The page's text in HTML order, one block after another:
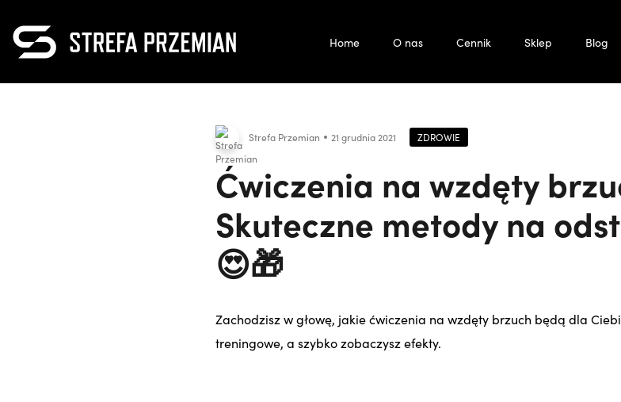
Home O nas Cennik Sklep Blog
Strefa Przemian 21 grudnia 2021 ZDROWIE
Ćwiczenia na wzdęty
Skuteczne metody na
😍🎁
Zachodzisz w głowę, jakie ćwiczenia na wzdęty brzuch będą dla
treningowe, a szybko zobaczysz efekty.